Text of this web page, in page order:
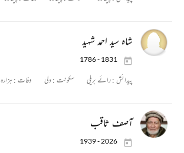
شاہ سید احمد شہید
1786 - 1831
پیدائش :رائے بریلی سکونت :دلی وفات : ہزارہ
آصف ثاقب
1939 - 2026